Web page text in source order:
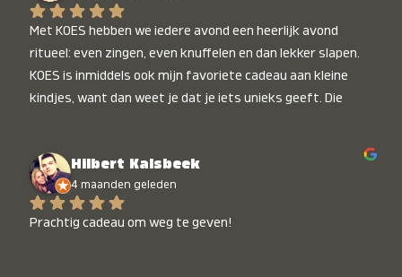
Met KOES hebben we iedere avond een heerlijk avond
ritueel: even zingen, even knuffelen en dan lekker slapen.
KOES is inmiddels ook mijn favoriete cadeau aan kleine
kindjes, want dan weet je dat je iets unieks geeft. Die
Hilbert Kalsbeek
4 maanden geleden
Prachtig cadeau om weg te geven!